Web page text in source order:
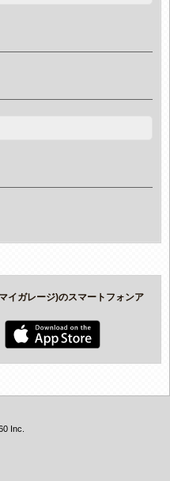
イガレージ)のスマートフォンア
Inc.